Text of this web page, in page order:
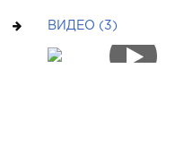
ВИДЕО (3)